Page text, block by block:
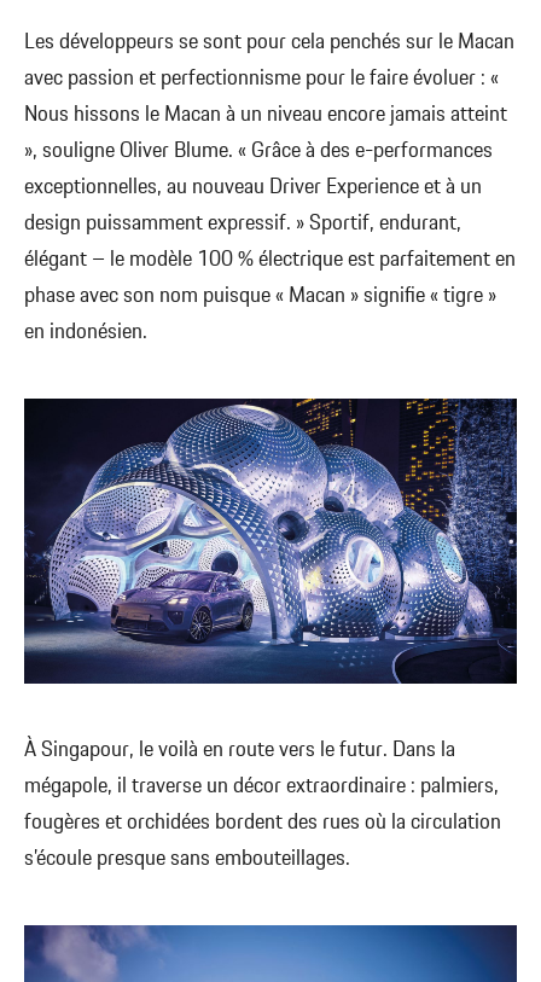
Les développeurs se sont pour cela penchés sur le Macan
avec passion et perfectionnisme pour le faire évoluer : «
Nous hissons le Macan à un niveau encore jamais atteint
», souligne Oliver Blume. « Grâce à des e-performances
exceptionnelles, au nouveau Driver Experience et à un
design puissamment expressif. » Sportif, endurant,
élégant – le modèle 100 % électrique est parfaitement en
phase avec son nom puisque « Macan » signifie « tigre »
en indonésien.
À Singapour, le voilà en route vers le futur. Dans la
mégapole, il traverse un décor extraordinaire : palmiers,
fougères et orchidées bordent des rues où la circulation
s’écoule presque sans embouteillages.